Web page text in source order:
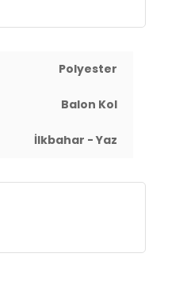
Polyester
Balon Kol
İlkbahar - Yaz